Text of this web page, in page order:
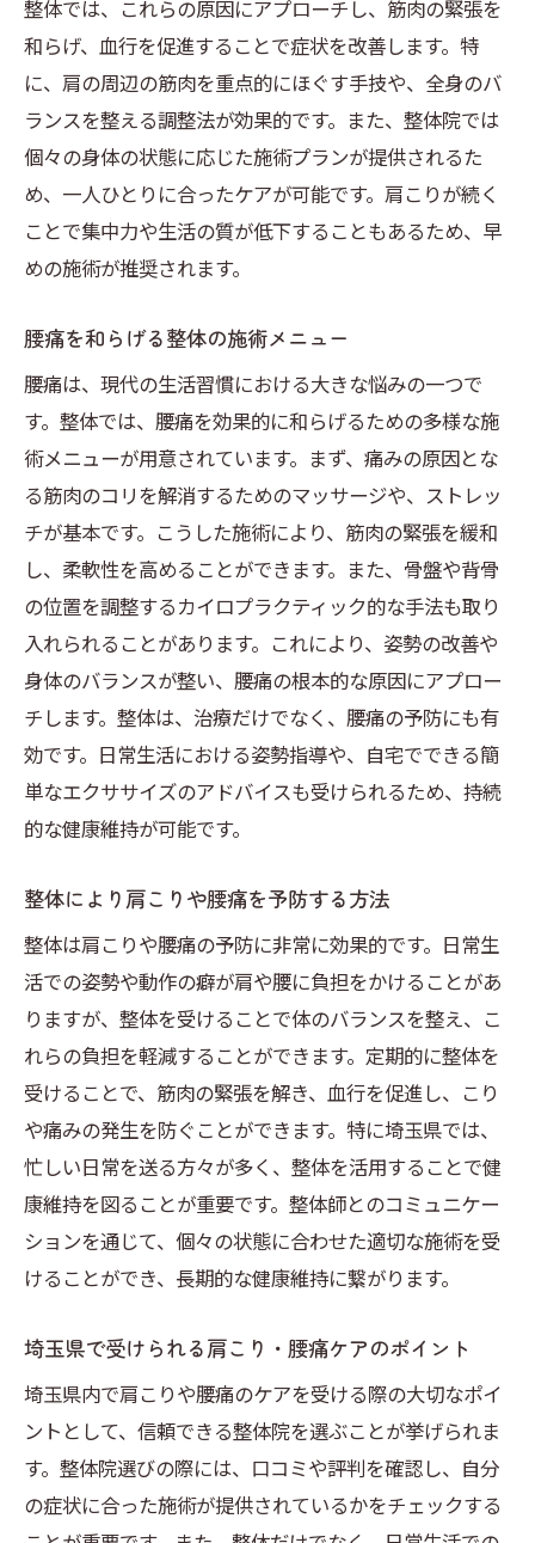
整体では、これらの原因にアプローチし、筋肉の緊張を
和らげ、血行を促進することで症状を改善します。特
に、肩の周辺の筋肉を重点的にほぐす手技や、全身のバ
ランスを整える調整法が効果的です。また、整体院では
個々の身体の状態に応じた施術プランが提供されるた
め、一人ひとりに合ったケアが可能です。肩こりが続く
ことで集中力や生活の質が低下することもあるため、早
めの施術が推奨されます。
腰痛を和らげる整体の施術メニュー
腰痛は、現代の生活習慣における大きな悩みの一つで
す。整体では、腰痛を効果的に和らげるための多様な施
術メニューが用意されています。まず、痛みの原因とな
る筋肉のコリを解消するためのマッサージや、ストレッ
チが基本です。こうした施術により、筋肉の緊張を緩和
し、柔軟性を高めることができます。また、骨盤や背骨
の位置を調整するカイロプラクティック的な手法も取り
入れられることがあります。これにより、姿勢の改善や
身体のバランスが整い、腰痛の根本的な原因にアプロー
チします。整体は、治療だけでなく、腰痛の予防にも有
効です。日常生活における姿勢指導や、自宅でできる簡
単なエクササイズのアドバイスも受けられるため、持続
的な健康維持が可能です。
整体により肩こりや腰痛を予防する方法
整体は肩こりや腰痛の予防に非常に効果的です。日常生
活での姿勢や動作の癖が肩や腰に負担をかけることがあ
りますが、整体を受けることで体のバランスを整え、こ
れらの負担を軽減することができます。定期的に整体を
受けることで、筋肉の緊張を解き、血行を促進し、こり
や痛みの発生を防ぐことができます。特に埼玉県では、
忙しい日常を送る方々が多く、整体を活用することで健
康維持を図ることが重要です。整体師とのコミュニケー
ションを通じて、個々の状態に合わせた適切な施術を受
けることができ、長期的な健康維持に繋がります。
埼玉県で受けられる肩こり・腰痛ケアのポイント
埼玉県内で肩こりや腰痛のケアを受ける際の大切なポイ
ントとして、信頼できる整体院を選ぶことが挙げられま
す。整体院選びの際には、口コミや評判を確認し、自分
の症状に合った施術が提供されているかをチェックする